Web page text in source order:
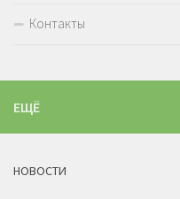
Контакты
ЕЩЁ
НОВОСТИ